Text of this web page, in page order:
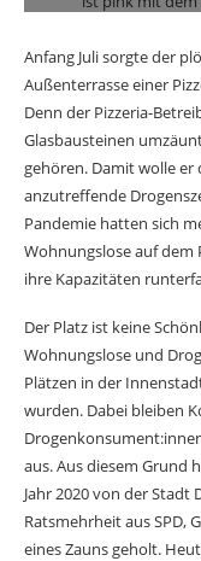
Anfang Juli sorgte der
Außenterrasse einer
Denn der Pizzeria-
Glasbausteinen
gehören. Damit wolle er
anzutreffende
Pandemie hatten sich
Wohnungslose auf dem
ihre Kapazitäten
Der Platz ist keine
Wohnungslose und
Plätzen in der
wurden. Dabei bleiben
aus. Aus diesem Grund
Jahr 2020 von der Stadt
Ratsmehrheit aus SPD,
eines Zauns geholt.